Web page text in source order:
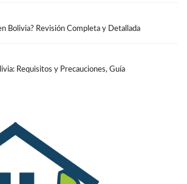
Bolivia? Revisión Completa y Detallada
Requisitos y Precauciones, Guía